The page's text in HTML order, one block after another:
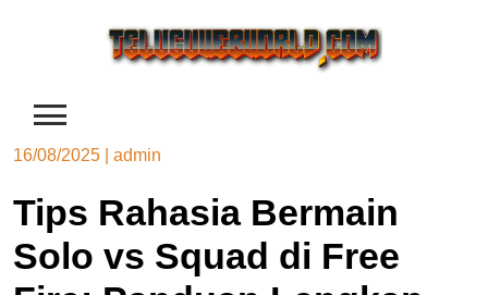
16/08/2025 admin
Tips Rahasia Bermain
Solo vs Squad di Free